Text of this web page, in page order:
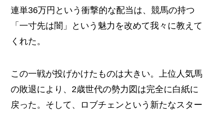
連単36万円という衝撃的な配当は、競馬の持つ
「一寸先は闇」という魅力を改めて我々に教えて
くれた。
この一戦が投げかけたものは大きい。上位人気馬
の敗退により、2歳世代の勢力図は完全に白紙に
戻った。そして、ロブチェンという新たなスター